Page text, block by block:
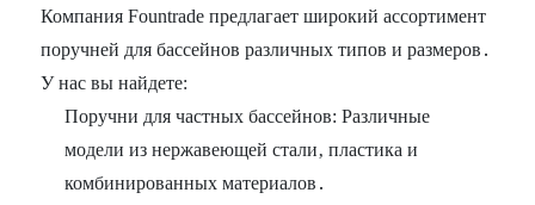
Компания Fountrade предлагает широкий ассортимент
поручней для бассейнов различных типов и размеров․
У нас вы найдете:
Поручни для частных бассейнов: Различные
модели из нержавеющей стали‚ пластика и
комбинированных материалов․